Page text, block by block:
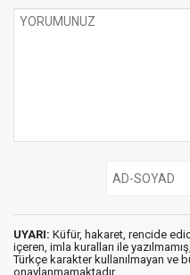
UYARI: Küfür, hakaret, rencide
içeren, imla kuralları ile yazılmamış,
Türkçe karakter kullanılmayan ve
onaylanmamaktadır.